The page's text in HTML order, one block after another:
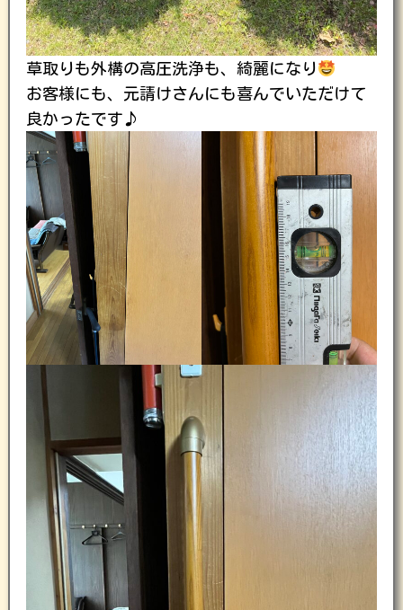
草取りも外構の高圧洗浄も、綺麗になり
お客様にも、元請けさんにも喜んでいただけて
良かったです♪